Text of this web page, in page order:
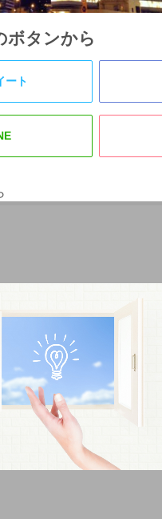
ボタンから
ート